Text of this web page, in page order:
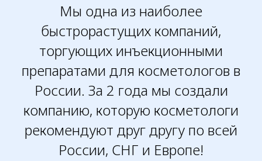
Мы одна из наиболее
быстрорастущих компаний,
торгующих инъекционными
препаратами для косметологов в
России. За 2 года мы создали
компанию, которую косметологи
рекомендуют друг другу по всей
России, СНГ и Европе!